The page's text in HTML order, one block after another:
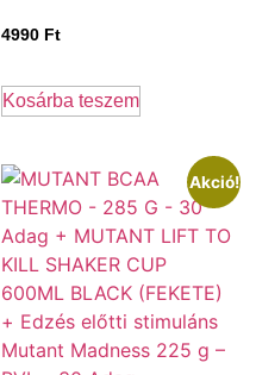
4990 Ft
Kosárba teszem
Akció!